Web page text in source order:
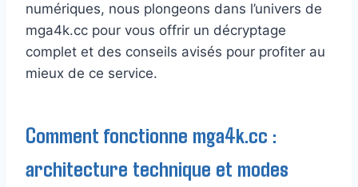
numériques, nous plongeons dans l’univers de
mga4k.cc pour vous offrir un décryptage
complet et des conseils avisés pour profiter au
mieux de ce service.
Comment fonctionne mga4k.cc :
architecture technique et modes